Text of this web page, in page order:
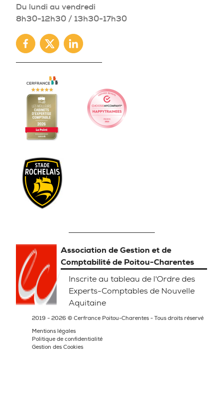
Du lundi au vendredi
8h30-12h30 / 13h30-17h30
Facebook
TwitterLinkedin
Association de Gestion et de
Comptabilité de Poitou-Charentes
Inscrite au tableau de l'Ordre des
Experts-Comptables de Nouvelle
Aquitaine
2019 - 2026 © Cerfrance Poitou-Charentes - Tous droits réservé
Mentions légales
Politique de confidentialité
Gestion des Cookies